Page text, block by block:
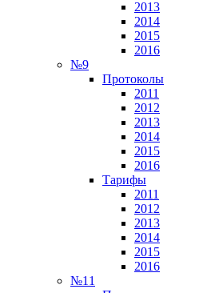
2013
2014
2015
2016
№9
Протоколы
2011
2012
2013
2014
2015
2016
Тарифы
2011
2012
2013
2014
2015
2016
№11